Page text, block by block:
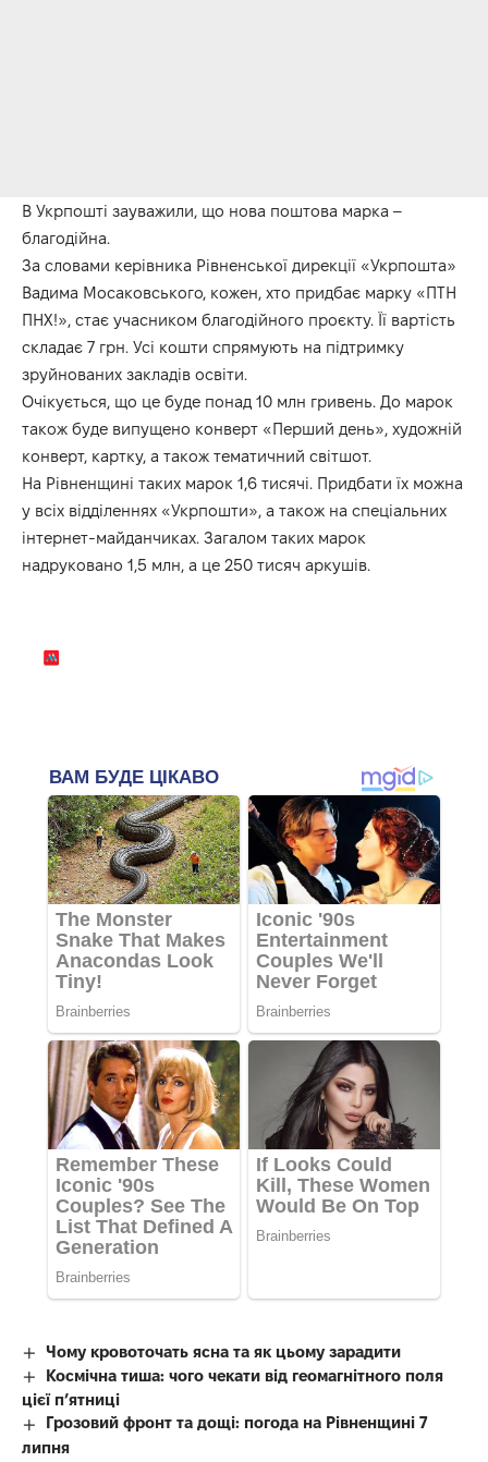
В Укрпошті зауважили, що нова поштова марка –
благодійна.
За словами керівника Рівненської дирекції «Укрпошта»
Вадима Мосаковського, кожен, хто придбає марку «ПТН
ПНХ!», стає учасником благодійного проєкту. Її вартість
складає 7 грн. Усі кошти спрямують на підтримку
зруйнованих закладів освіти.
Очікується, що це буде понад 10 млн гривень. До марок
також буде випущено конверт «Перший день», художній
конверт, картку, а також тематичний світшот.
На Рівненщині таких марок 1,6 тисячі. Придбати їх можна
у всіх відділеннях «Укрпошти», а також на спеціальних
інтернет-майданчиках. Загалом таких марок
надруковано 1,5 млн, а це 250 тисяч аркушів.
Чому кровоточать ясна та як цьому зарадити
Космічна тиша: чого чекати від геомагнітного поля
цієї п’ятниці
Грозовий фронт та дощі: погода на Рівненщині 7
липня